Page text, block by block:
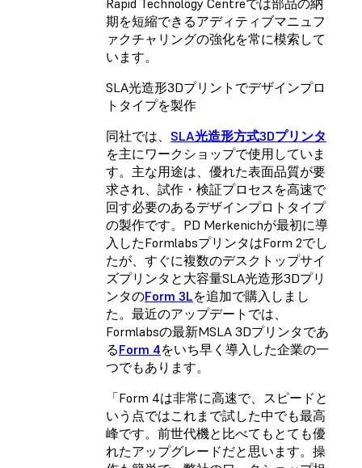
Rapid Technology Centreでは部品の納
期を短縮できるアディティブマニュフ
ァクチャリングの強化を常に模索して
います。
SLA光造形3Dプリントでデザインプロ
トタイプを製作
同社では、 SLA光造形方式3Dプリンタ
を主にワークショップで使用していま
す。主な用途は、優れた表面品質が要
求され、試作・検証プロセスを高速で
回す必要のあるデザインプロトタイプ
の製作です。PD Merkenichが最初に導
入したFormlabsプリンタはForm 2でし
たが、すぐに複数のデスクトップサイ
ズプリンタと大容量SLA光造形3Dプリ
ンタのForm 3Lを追加で購入しまし
た。最近のアップデートでは、
Formlabsの最新MSLA 3Dプリンタであ
るForm 4をいち早く導入した企業の一
つでもあります。
「Form 4は非常に高速で、スピードと
いう点ではこれまで試した中でも最高
峰です。前世代機と比べてもとても優
れたアップグレードだと思います。操